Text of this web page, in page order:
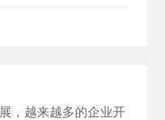
的方方面面...
，越来越多的企业开